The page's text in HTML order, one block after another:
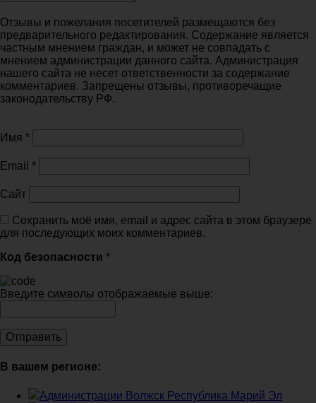
Отзывы и пожелания посетителей размещаются без
предварительного редактирования. Содержание является
частным мнением граждан, и может не совпадать с
мнением администрации данного сайта. Администрация
нашего сайта не несет ответственности за содержание
комментариев. Запрещены отзывы, противоречащие
законодательству РФ.
Имя *
Email *
Сайт
Сохранить моё имя, email и адрес сайта в этом браузере
для последующих моих комментариев.
Код безопасности *
Введите символы отображаемые выше:
В вашем регионе:
Администрации Волжск Республика Марий Эл